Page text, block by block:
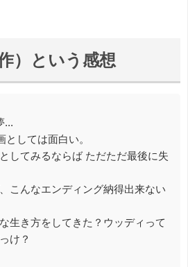
）という感想
しては面白い。
してみるならば ただただ最後に失
こんなエンディング納得出来ない
生き方をしてきた？ウッディって
け？